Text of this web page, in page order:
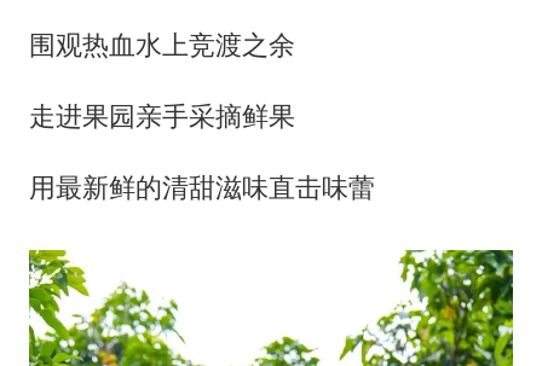
围观热血水上竞渡之余
走进果园亲手采摘鲜果
用最新鲜的清甜滋味直击味蕾